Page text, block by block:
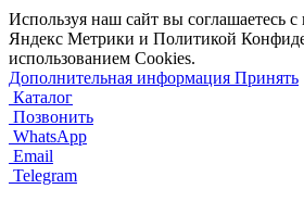
Используя наш сайт вы соглашаетесь с
Яндекс Метрики и Политикой
использованием Cookies.
Дополнительная информация Принять
Каталог
Позвонить
WhatsApp
Email
Telegram